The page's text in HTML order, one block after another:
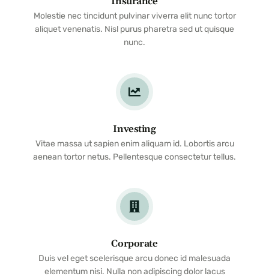
Molestie nec tincidunt pulvinar viverra elit nunc tortor
aliquet venenatis. Nisl purus pharetra sed ut quisque
nunc.
Investing
Vitae massa ut sapien enim aliquam id. Lobortis arcu
aenean tortor netus. Pellentesque consectetur tellus.
Corporate
Duis vel eget scelerisque arcu donec id malesuada
elementum nisi. Nulla non adipiscing dolor lacus